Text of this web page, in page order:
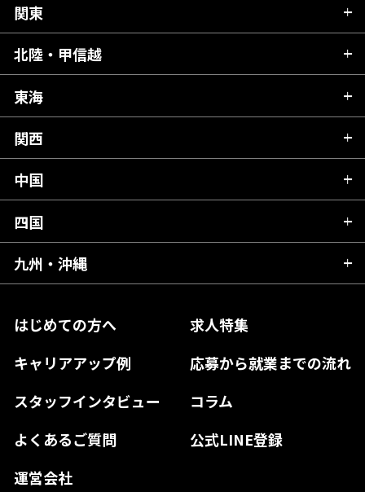
はじめての方へ
求人特集
キャリアアップ例
応募から就業までの流れ
スタッフインタビュー
コラム
よくあるご質問
公式LINE登録
運営会社
北海道
青森県
秋田県
岩手県
宮城県
福島県
関東
茨城県
栃木県
群馬県
千葉県
東京都
神奈川県
北陸・甲信越
新潟県
富山県
石川県
山梨県
長野県
東海
岐阜県
静岡県
愛知県
関西
滋賀県
京都府
大阪府
奈良県
和歌山県
中国
広島県
岡山県
島根県
山口県
四国
愛媛県
徳島県
九州・沖縄
熊本県